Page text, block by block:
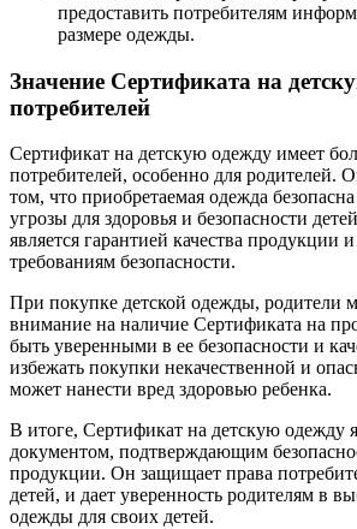
предоставить потребителям
размере одежды.
Значение Сертификата на
потребителей
Сертификат на детскую одежду имеет
потребителей, особенно для родителей.
том, что приобретаемая одежда
угрозы для здоровья и безопасности
является гарантией качества продукции
требованиям безопасности.
При покупке детской одежды, родители
внимание на наличие Сертификата на
быть уверенными в ее безопасности и
избежать покупки некачественной и
может нанести вред здоровью ребенка.
В итоге, Сертификат на детскую одежду
документом, подтверждающим
продукции. Он защищает права
детей, и дает уверенность родителям в
одежды для своих детей.